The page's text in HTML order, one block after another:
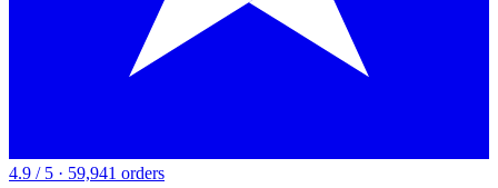
4.9 / 5 · 59,941 orders